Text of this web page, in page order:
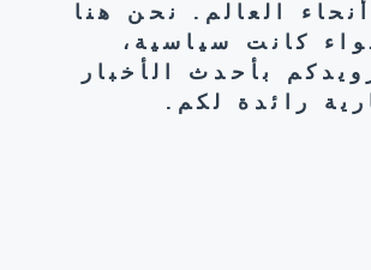
العالم. نحن هنا
كانت سياسية،
بأحدث الأخبار
رائدة لكم.